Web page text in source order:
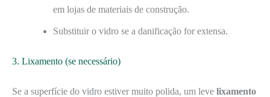
em lojas de materiais de construção.
Substituir o vidro se a danificação for extensa.
3. Lixamento (se necessário)
Se a superfície do vidro estiver muito polida, um leve lixamento